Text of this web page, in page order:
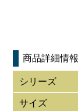
商品詳細情報
シリーズ
サイズ